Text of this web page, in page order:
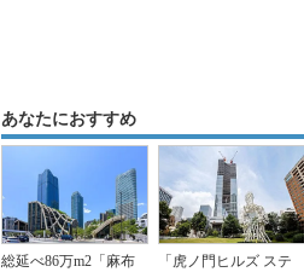
あなたにおすすめ
総延べ86万m2「麻布
「虎ノ門ヒルズ ステ